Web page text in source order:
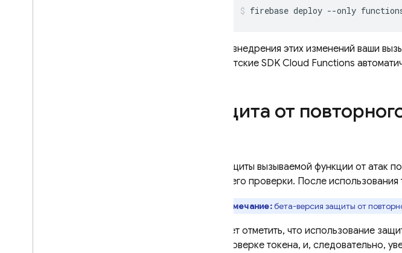
После внедрения этих изменений ваши
. Клиентские SDK Cloud Functions
Защита от
Для защиты вызываемой функции от атак
после его проверки. После
Примечание:бета-версия защиты от
Следует отметить, что использование
при проверке токена, и, следовательно,